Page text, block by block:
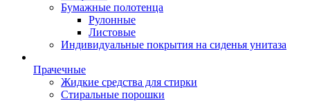
Бумажные полотенца
Рулонные
Листовые
Индивидуальные покрытия на сиденья унитаза
Прачечные
Жидкие средства для стирки
Стиральные порошки